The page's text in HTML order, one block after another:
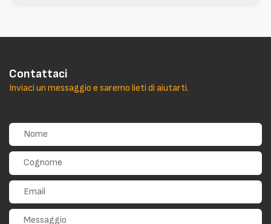
Contattaci
Inviaci un messaggio e saremo lieti di aiutarti.